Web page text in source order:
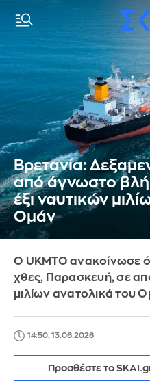
Βρετανία:
από άγνωστο
έξι ναυτικών
Ομάν
Ο UKMTO ανακοίνωσε
χθες, Παρασκευή, σε
μιλίων ανατολικά του
14:50, 13.06.2026
Προσθέστε το